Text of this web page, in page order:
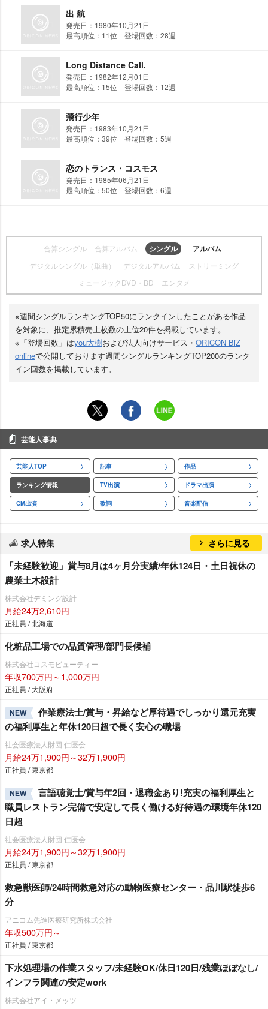
出 航
発売日：1980年10月21日
最高順位：11位 登場回数：28週
Long Distance Call.
発売日：1982年12月01日
最高順位：15位 登場回数：12週
飛行少年
発売日：1983年10月21日
最高順位：39位 登場回数：5週
恋のトランス・コスモス
発売日：1985年06月21日
最高順位：50位 登場回数：6週
合算シングル 合算アルバム シングル アルバム
デジタルシングル（単曲） デジタルアルバム
ストリーミング
ミュージックDVD・BD
エンタメ
※週間シングルランキングTOP50にランクインしたことがある作品
を対象に、推定累積売上枚数の上位20件を掲載しています。
※「登場回数」はyou大樹および法人向けサービス・ ORICON BiZ
onlineで公開しております週間シングルランキングTOP200のランク
イン回数を掲載しています。
芸能人事典
芸能人TOP 記事 作品
ランキング情報 TV出演 ドラマ出演
CM出演 歌詞 音楽配信
求人特集 さらに見る
「未経験歓迎」賞与8月は4ヶ月分実績/年休124日・土日祝休の
農業土木設計
株式会社デミング設計
月給24万2,610円
正社員 / 北海道
化粧品工場での品質管理/部門長候補
株式会社コスモビューティー
年収700万円～1,000万円
正社員 / 大阪府
NEW
作業療法士/賞与・昇給など厚待遇でしっかり還元充実
の福利厚生と年休120日超で長く安心の職場
社会医療法人財団 仁医会
月給24万1,900円～32万1,900円
正社員 / 東京都
NEW
言語聴覚士/賞与年2回・退職金あり!充実の福利厚生と
職員レストラン完備で安定して長く働ける好待遇の環境年休120
日超
社会医療法人財団 仁医会
月給24万1,900円～32万1,900円
正社員 / 東京都
救急獣医師/24時間救急対応の動物医療センター・品川駅徒歩6
分
アニコム先進医療研究所株式会社
年収500万円～
正社員 / 東京都
下水処理場の作業スタッフ/未経験OK/休日120日/残業ほぼなし/
インフラ関連の安定work
株式会社アイ・メッツ